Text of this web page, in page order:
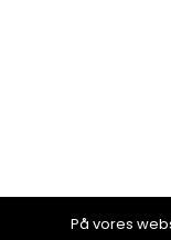
På vores